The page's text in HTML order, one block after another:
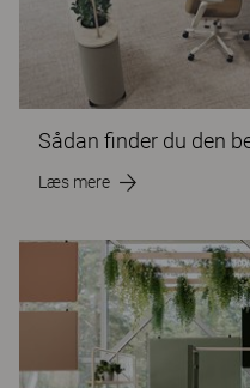
Sådan finder du den
Læs mere